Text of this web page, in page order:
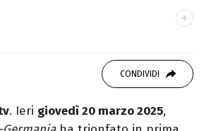
per i cartoni (della pizza
CONDIVIDI
. Ieri giovedì 20 marzo 2025,